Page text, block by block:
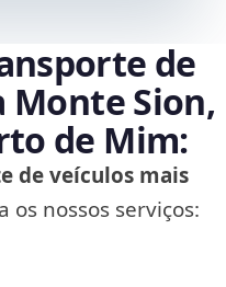
de
Monte Sion,
de Mim:
de veículos mais
os nossos serviços: